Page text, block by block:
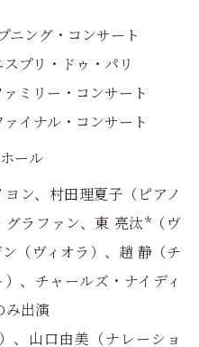
ング・コンサート
プリ・ドゥ・パリ
ミリー・コンサート
イナル・コンサート
ール
ン、村田理夏子（ピアノ
グラファン、東 亮汰*（ヴ
（ヴィオラ）、趙 静（チ
、チャールズ・ナイディ
み出演
、山口由美（ナレーショ